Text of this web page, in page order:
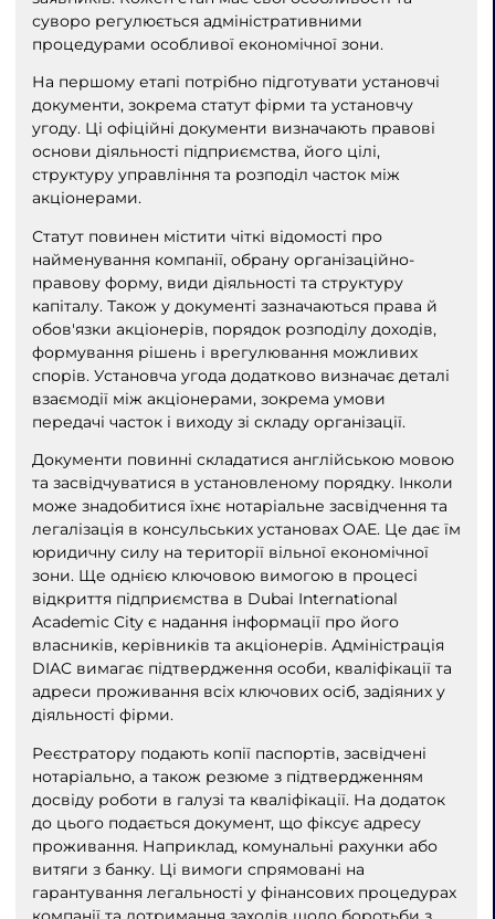
суворо регулюється адміністративними
процедурами особливої ​​економічної зони.
На першому етапі потрібно підготувати установчі
документи, зокрема статут фірми та установчу
угоду. Ці офіційні документи визначають правові
основи діяльності підприємства, його цілі,
структуру управління та розподіл часток між
акціонерами.
Статут повинен містити чіткі відомості про
найменування компанії, обрану організаційно-
правову форму, види діяльності та структуру
капіталу. Також у документі зазначаються права й
обов'язки акціонерів, порядок розподілу доходів,
формування рішень і врегулювання можливих
спорів. Установча угода додатково визначає деталі
взаємодії між акціонерами, зокрема умови
передачі часток і виходу зі складу організації.
Документи повинні складатися англійською мовою
та засвідчуватися в установленому порядку. Інколи
може знадобитися їхнє нотаріальне засвідчення та
легалізація в консульських установах ОАЕ. Це дає їм
юридичну силу на території вільної економічної
зони. Ще однією ключовою вимогою в процесі
відкриття підприємства в Dubai International
Academic City є надання інформації про його
власників, керівників та акціонерів. Адміністрація
DIAC вимагає підтвердження особи, кваліфікації та
адреси проживання всіх ключових осіб, задіяних у
діяльності фірми.
Реєстратору подають копії паспортів, засвідчені
нотаріально, а також резюме з підтвердженням
досвіду роботи в галузі та кваліфікації. На додаток
до цього подається документ, що фіксує адресу
проживання. Наприклад, комунальні рахунки або
витяги з банку. Ці вимоги спрямовані на
гарантування легальності у фінансових процедурах